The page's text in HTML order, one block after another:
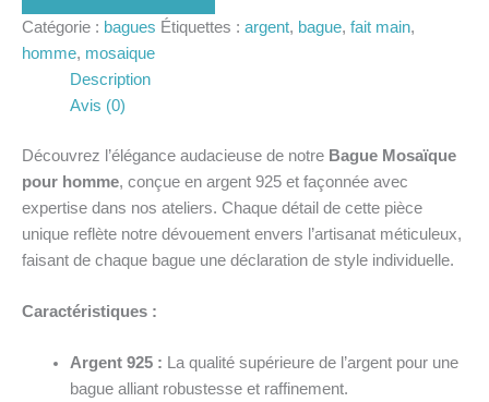
Catégorie : bagues Étiquettes : argent, bague, fait main,
homme, mosaique
Description
Avis (0)
Découvrez l’élégance audacieuse de notre Bague Mosaïque
pour homme, conçue en argent 925 et façonnée avec
expertise dans nos ateliers. Chaque détail de cette pièce
unique reflète notre dévouement envers l’artisanat méticuleux,
faisant de chaque bague une déclaration de style individuelle.
Caractéristiques :
Argent 925 : La qualité supérieure de l’argent pour une
bague alliant robustesse et raffinement.